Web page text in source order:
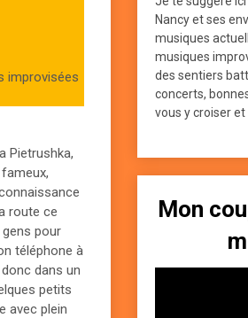
improvisées
Pietrushka,
route ce
pour
téléphone à
dans un
petits
avec plein
Nancy et ses
musiques
musiques
des sentiers
concerts,
vous y croiser et
Mon